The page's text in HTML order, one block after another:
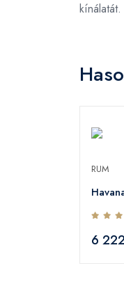
kínálatát.
RUM
6